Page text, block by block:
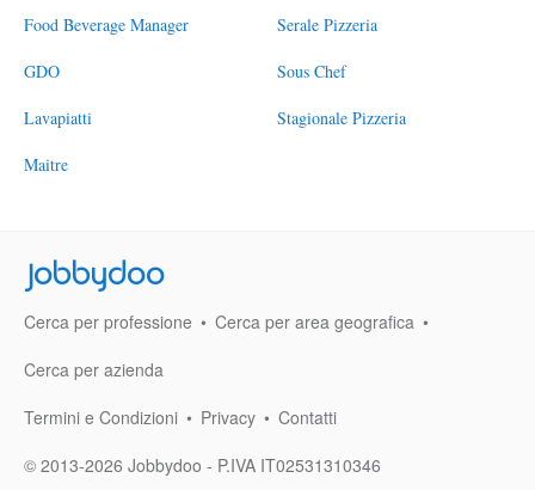
Food Beverage Manager
GDO
Lavapiatti
Maitre
Serale Pizzeria
Sous Chef
Stagionale Pizzeria
Jobbydoo
Cerca per professione
Cerca per area geografica
Cerca per azienda
Termini e Condizioni
Privacy
Contatti
© 2013-2026 Jobbydoo - P.IVA IT02531310346